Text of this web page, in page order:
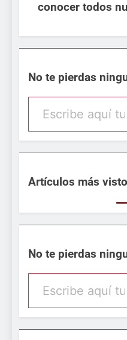
conocer todos
No te pierdas
Escribe aquí tu email
Artículos más
No te pierdas
Escribe aquí tu email